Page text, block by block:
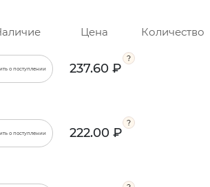
Цена Количество
о поступлении 237.60 ₽
о поступлении 222.00 ₽